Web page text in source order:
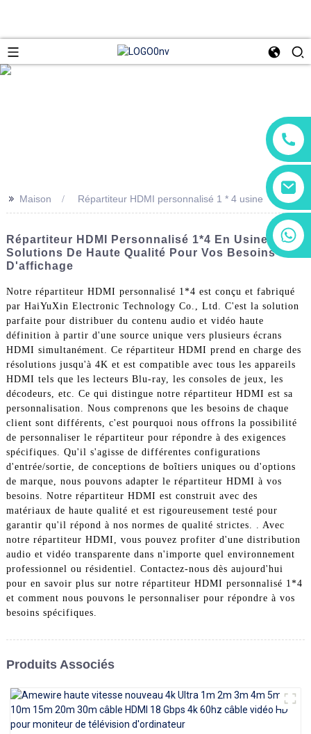
+86 18602095014
>> Maison Répartiteur HDMI personnalisé 1 * 4 usine
Répartiteur HDMI Personnalisé 1*4 En Usine :
Solutions De Haute Qualité Pour Vos Besoins
D'affichage
Notre répartiteur HDMI personnalisé 1*4 est conçu et fabriqué
par HaiYuXin Electronic Technology Co., Ltd. C'est la solution
parfaite pour distribuer du contenu audio et vidéo haute
définition à partir d'une source unique vers plusieurs écrans
HDMI simultanément. Ce répartiteur HDMI prend en charge des
résolutions jusqu'à 4K et est compatible avec tous les appareils
HDMI tels que les lecteurs Blu-ray, les consoles de jeux, les
décodeurs, etc. Ce qui distingue notre répartiteur HDMI est sa
personnalisation. Nous comprenons que les besoins de chaque
client sont différents, c'est pourquoi nous offrons la possibilité
de personnaliser le répartiteur pour répondre à des exigences
spécifiques. Qu'il s'agisse de différentes configurations
d'entrée/sortie, de conceptions de boîtiers uniques ou d'options
de marque, nous pouvons adapter le répartiteur HDMI à vos
besoins. Notre répartiteur HDMI est construit avec des
matériaux de haute qualité et est rigoureusement testé pour
garantir qu'il répond à nos normes de qualité strictes. . Avec
notre répartiteur HDMI, vous pouvez profiter d'une distribution
audio et vidéo transparente dans n'importe quel environnement
professionnel ou résidentiel. Contactez-nous dès aujourd'hui
pour en savoir plus sur notre répartiteur HDMI personnalisé 1*4
et comment nous pouvons le personnaliser pour répondre à vos
besoins spécifiques.
Produits Associés